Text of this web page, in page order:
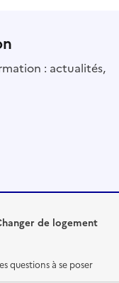
: actualités,
de logement
questions à se poser